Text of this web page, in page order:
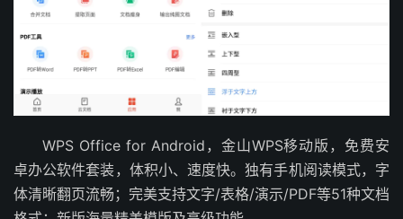
WPS Office for Android，金山WPS移动版，免费安
卓办公软件套装，体积小、速度快。独有手机阅读模式，字
体清晰翻页流畅；完美支持文字/表格/演示/PDF等51种文档